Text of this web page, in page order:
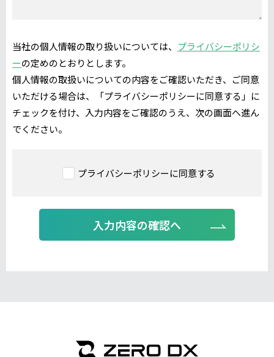
当社の個人情報の取り扱いについては、 プライバシーポリシ
ーの定めのとおりとします。
個人情報の取扱いについての内容をご確認いただき、ご同意
いただける場合は、「プライバシーポリシーに同意する」に
チェックを付け、入力内容をご確認のうえ、次の画面へ進ん
でください。
プライバシーポリシーに同意する
入力内容の確認へ